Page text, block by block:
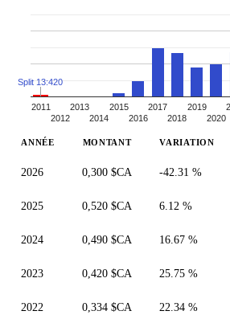
2011
2012
2013
2014
2015
2016
2017
2018
2019
2020
Split 13:420
ANNÉE MONTANT VARIATION
2026 0,300 $CA -42.31 %
2025 0,520 $CA 6.12 %
2024 0,490 $CA 16.67 %
2023 0,420 $CA 25.75 %
2022 0,334 $CA 22.34 %